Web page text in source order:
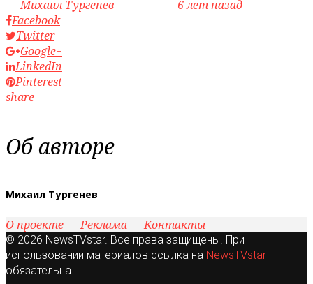
byМихаил Тургенев
6 лет назад
Facebook
Twitter
Google+
LinkedIn
Pinterest
share
Об авторе
Михаил Тургенев
О проекте Реклама Контакты
© 2026 NewsTVstar. Все права защищены. При
использовании материалов ссылка на NewsTVstar
обязательна.